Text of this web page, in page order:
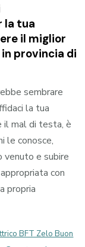
la tua
il miglior
provincia di
sembrare
la tua
il mal di testa, è
le conosce,
venuto e subire
con
propria
BFT Zelo Buon